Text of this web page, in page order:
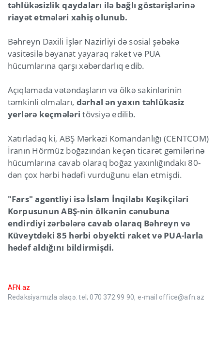
təhlükəsizlik qaydaları ilə bağlı göstərişlərinə
riayət etmələri xahiş olunub.
Bəhreyn Daxili İşlər Nazirliyi də sosial şəbəkə
vasitəsilə bəyanat yayaraq raket və PUA
hücumlarına qarşı xəbərdarlıq edib.
Açıqlamada vətəndaşların və ölkə sakinlərinin
təmkinli olmaları, dərhal ən yaxın təhlükəsiz
yerlərə keçmələri tövsiyə edilib.
Xatırladaq ki, ABŞ Mərkəzi Komandanlığı (CENTCOM)
İranın Hörmüz boğazından keçən ticarət gəmilərinə
hücumlarına cavab olaraq boğaz yaxınlığındakı 80-
dən çox hərbi hədəfi vurduğunu elan etmişdi.
"Fars" agentliyi isə İslam İnqilabı Keşikçiləri
Korpusunun ABŞ-nin ölkənin cənubuna
endirdiyi zərbələrə cavab olaraq Bəhreyn və
Küveytdəki 85 hərbi obyekti raket və PUA-larla
hədəf aldığını bildirmişdi.
AFN.az
Redaksiyamızla əlaqə: tel; 070 372 99 90, e-mail office@afn.az